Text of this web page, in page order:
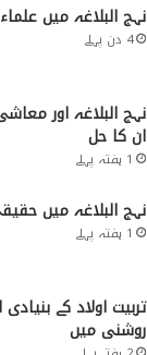
نہج البلاغہ میں
4 دن پہلے
نہج البلاغہ اور
ان کا حل
1 ہفتہ پہلے
نہج البلاغہ میں
1 ہفتہ پہلے
تربیت اولاد کے
روشنی میں